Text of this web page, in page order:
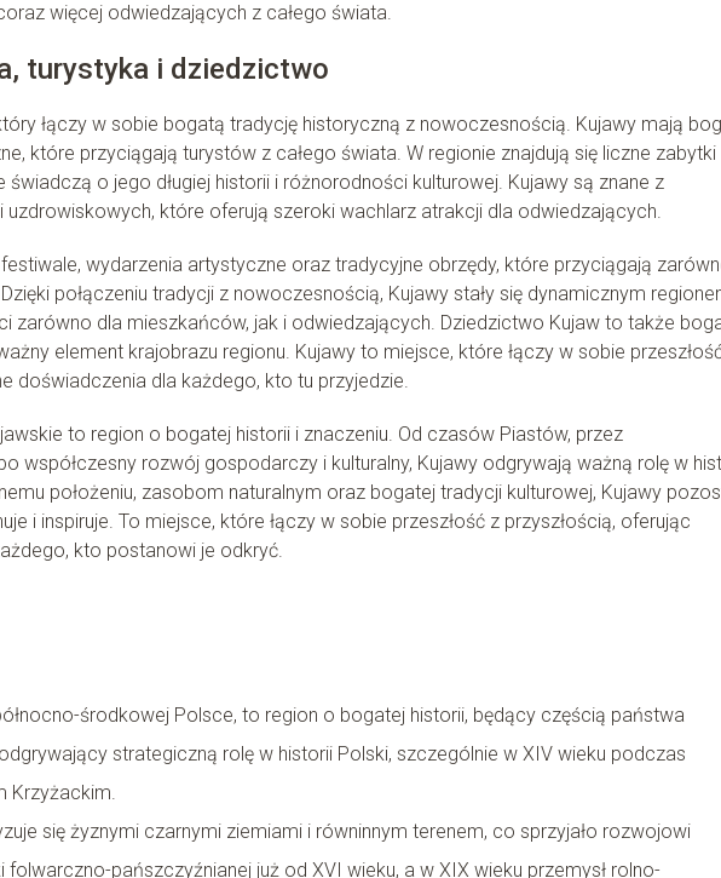
więcej odwiedzających z całego świata.
turystyka i dziedzictwo
łączy w sobie bogatą tradycję historyczną z nowoczesnością. Kujawy mają
które przyciągają turystów z całego świata. W regionie znajdują się liczne zabytki
o jego długiej historii i różnorodności kulturowej. Kujawy są znane z
które oferują szeroki wachlarz atrakcji dla odwiedzających.
wydarzenia artystyczne oraz tradycyjne obrzędy, które przyciągają
połączeniu tradycji z nowoczesnością, Kujawy stały się dynamicznym
zarówno dla mieszkańców, jak i odwiedzających. Dziedzictwo Kujaw to także
element krajobrazu regionu. Kujawy to miejsce, które łączy w sobie
doświadczenia dla każdego, kto tu przyjedzie.
to region o bogatej historii i znaczeniu. Od czasów Piastów, przez
współczesny rozwój gospodarczy i kulturalny, Kujawy odgrywają ważną rolę w
położeniu, zasobom naturalnym oraz bogatej tradycji kulturowej, Kujawy
i inspiruje. To miejsce, które łączy w sobie przeszłość z przyszłością, oferując
kto postanowi je odkryć.
środkowej Polsce, to region o bogatej historii, będący częścią państwa
strategiczną rolę w historii Polski, szczególnie w XIV wieku podczas
Krzyżackim.
się żyznymi czarnymi ziemiami i równinnym terenem, co sprzyjało rozwojowi
pańszczyźnianej już od XVI wieku, a w XIX wieku przemysł rolno-